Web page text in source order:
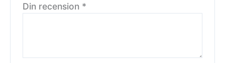
Din recension *